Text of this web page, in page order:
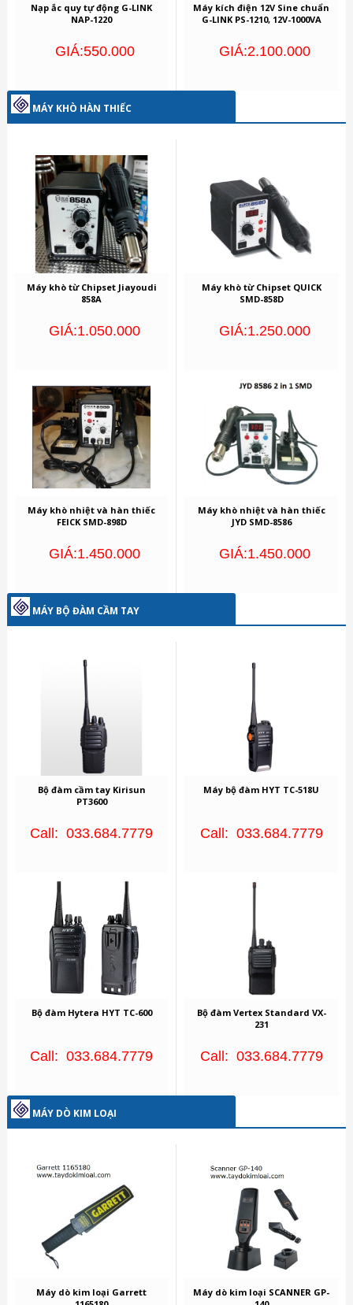
Nạp ắc quy tự động G-LINK
NAP-1220
GIÁ:550.000
Máy kích điện 12V Sine chuẩn
G-LINK PS-1210, 12V-1000VA
GIÁ:2.100.000
MÁY KHÒ HÀN THIẾC
Máy khò từ Chipset Jiayoudi
858A
GIÁ:1.050.000
Máy khò nhiệt và hàn thiếc
FEICK SMD-898D
GIÁ:1.450.000
Máy khò từ Chipset QUICK
SMD-858D
GIÁ:1.250.000
Máy khò nhiệt và hàn thiếc
JYD SMD-8586
GIÁ:1.450.000
MÁY BỘ ĐÀM CẦM TAY
Bộ đàm cầm tay Kirisun
PT3600
Call: 033.684.7779
Bộ đàm Hytera HYT TC-600
Call: 033.684.7779
Máy bộ đàm HYT TC-518U
Call: 033.684.7779
Bộ đàm Vertex Standard VX-
231
Call: 033.684.7779
MÁY DÒ KIM LOẠI
Máy dò kim loại Garrett
Máy dò kim loại SCANNER GP-